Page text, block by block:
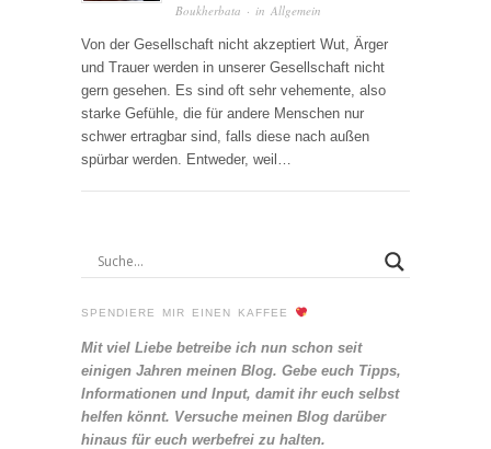
Boukherbata · inAllgemein
Von der Gesellschaft nicht akzeptiert Wut, Ärger
und Trauer werden in unserer Gesellschaft nicht
gern gesehen. Es sind oft sehr vehemente, also
starke Gefühle, die für andere Menschen nur
schwer ertragbar sind, falls diese nach außen
spürbar werden. Entweder, weil…
SPENDIERE MIR EINEN KAFFEE
Mit viel Liebe betreibe ich nun schon seit
einigen Jahren meinen Blog. Gebe euch Tipps,
Informationen und Input, damit ihr euch selbst
helfen könnt. Versuche meinen Blog darüber
hinaus für euch werbefrei zu halten.